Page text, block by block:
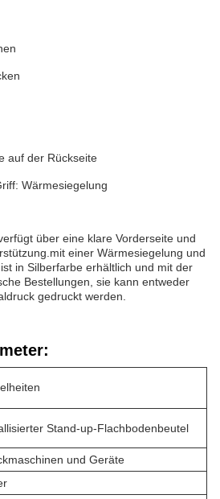
auf der Rückseite
Wärmesiegelung
über eine klare Vorderseite und
einer Wärmesiegelung und
in Silberfarbe erhältlich und mit der
Bestellungen, sie kann entweder
gedruckt werden.
Stand-up-Flachbodenbeutel
und Geräte